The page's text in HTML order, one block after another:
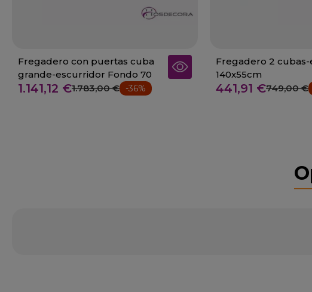
Fregadero con puertas cuba
grande-escurridor Fondo 70
1.141,12 €1.783,00 € -36%
Fregadero 2
140x55cm
441,91 €749,00 €